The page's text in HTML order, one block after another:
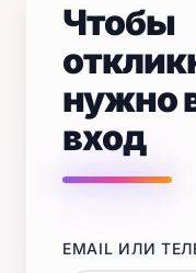
Чтобы
нужно
вход
EMAIL ИЛИ